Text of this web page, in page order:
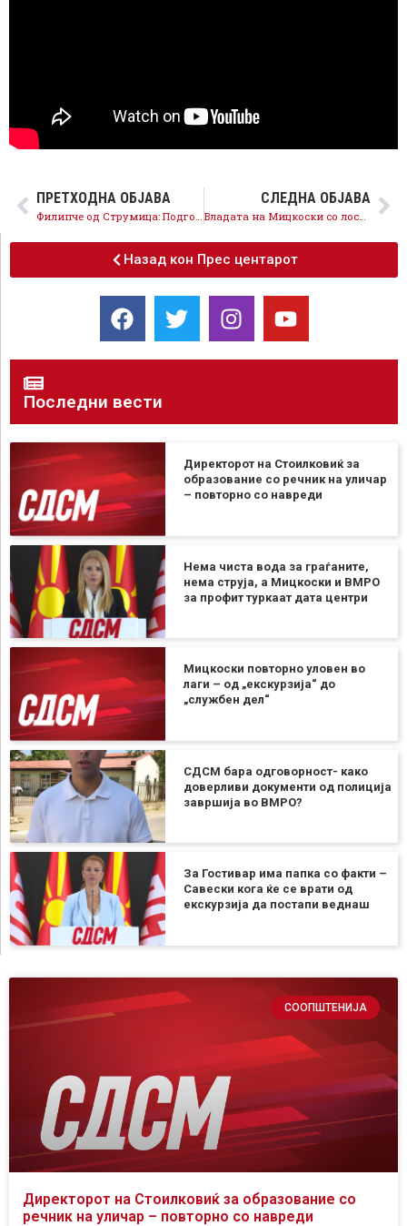
ПРЕТХОДНА ОБЈАВА
Филипче од Струмица: Подготвуваме предлог закон за регулирање на породилното отсуство на жената земјоделка,
СЛЕДНА ОБЈАВА
Владата на Mицкоски со лосос и ракчиња, народот со сува корка леб
Назад кон Прес центарот
Последни вести
Директорот на Стоилковиќ за
образование со речник на уличар
– повторно со навреди
Нема чиста вода за граѓаните,
нема струја, а Мицкоски и ВМРО
за профит туркаат дата центри
Мицкоски повторно уловен во
лаги – од „екскурзија“ до
„службен дел“
СДСМ бара одговорност- како
доверливи документи од полиција
завршија во ВМРО?
За Гостивар има папка со факти –
Савески кога ќе се врати од
екскурзија да постапи веднаш
СООПШТЕНИЈА
Директорот на Стоилковиќ за образование со
речник на уличар – повторно со навреди